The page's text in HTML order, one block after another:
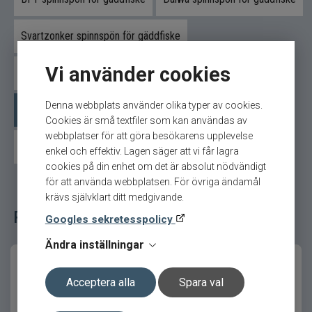
Vi använder cookies
Denna webbplats använder olika typer av cookies.
Cookies är små textfiler som kan användas av
webbplatser för att göra besökarens upplevelse
enkel och effektiv. Lagen säger att vi får lagra
cookies på din enhet om det är absolut nödvändigt
för att använda webbplatsen. För övriga ändamål
krävs självklart ditt medgivande.
Googles sekretesspolicy
Ändra inställningar
Acceptera alla Spara val
Skapad för tungt predatorfiske
Spöt är särskilt utvecklat för stora beten och
kontroll är avgörande.
spöbagen skyddar utrustningen under transport
och förvaring mellan fiskepassen.
Produktfördelar
30T högmodulig kolfiberklinga
Progressiv kraftaktion
Competition Ready-To-Fish spöbag
ingår
Svartzonker spinnspön för gäddfiske
Westin spinnspön för gäddfiske
Savage Gear spinnspön för gäddfiske
Övriga spinnspön för gäddfiske
Relaterade fiskeredskap för ditt fiske